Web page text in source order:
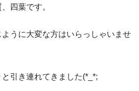
四葉です。
うに大変な方はいらっしゃいませ
引き連れてきました(*_*;